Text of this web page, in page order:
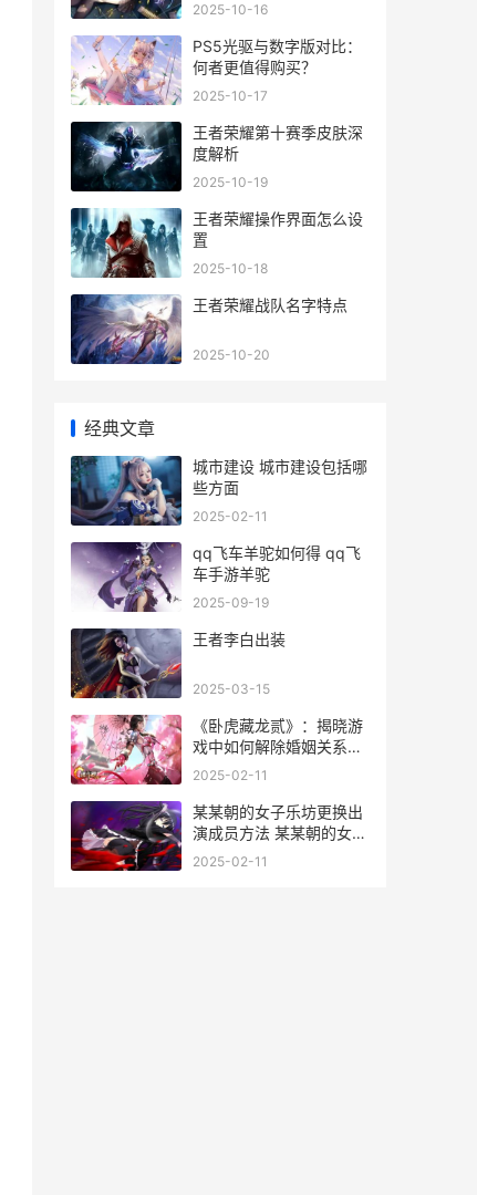
2025-10-16
PS5光驱与数字版对比：
何者更值得购买？
2025-10-17
王者荣耀第十赛季皮肤深
度解析
2025-10-19
王者荣耀操作界面怎么设
置
2025-10-18
王者荣耀战队名字特点
2025-10-20
经典文章
城市建设 城市建设包括哪
些方面
2025-02-11
qq飞车羊驼如何得 qq飞
车手游羊驼
2025-09-19
王者李白出装
2025-03-15
《卧虎藏龙贰》：揭晓游
戏中如何解除婚姻关系的
奥秘
2025-02-11
某某朝的女子乐坊更换出
演成员方法 某某朝的女子
乐坊学员喜好
2025-02-11